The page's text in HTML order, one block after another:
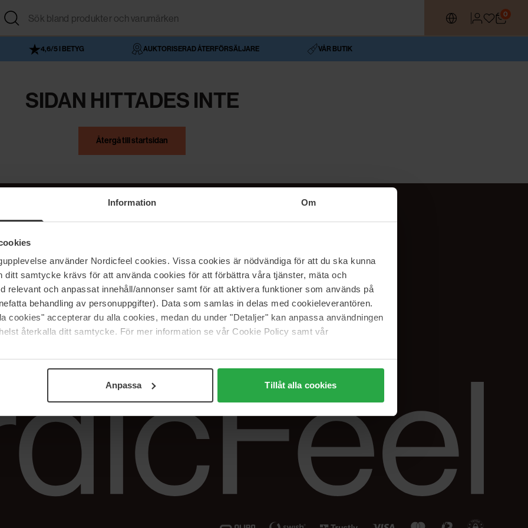
Information Om
använder Nordicfeel cookies. Vissa cookies är nödvändiga för att du ska kunna
ditt samtycke krävs för att använda cookies för att förbättra våra tjänster, mäta och
relevant och anpassat innehåll/annonser samt för att aktivera funktioner som används på
behandling av personuppgifter). Data som samlas in delas med cookieleverantören.
cookies" accepterar du alla cookies, medan du under "Detaljer" kan anpassa användningen
återkalla ditt samtycke. För mer information se vår Cookie Policy samt vår
Anpassa Tillåt alla cookies
0
4,6/5 I BETYG AUKTORISERAD ÅTERFÖRSÄLJARE VÅR BUTIK
SIDAN HITTADES INTE
Återgå till startsidan
NordicFeel
Vår butik
Våra varumärken
Jobba hos oss
Samarbeta med oss
The Beauty Edit
Hjälp
FAQ
Spåra min beställning
Returer &
reklamationer
Följ oss
Facebook
Instagram
Linkedin